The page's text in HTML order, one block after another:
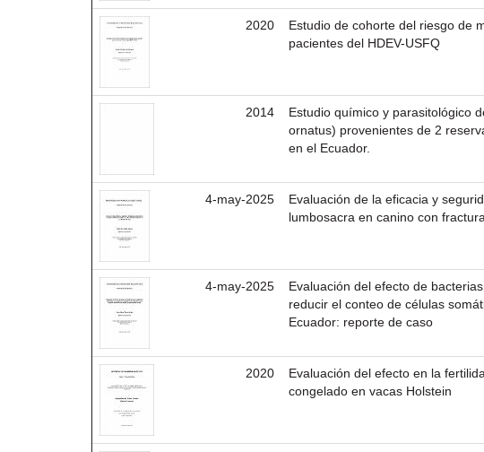
2020
Estudio de cohorte del riesgo de
pacientes del HDEV-USFQ
2014
Estudio químico y parasitológico
ornatus) provenientes de 2
en el Ecuador.
4-may-2025
Evaluación de la eficacia y
lumbosacra en canino con
4-may-2025
Evaluación del efecto de
reducir el conteo de células
Ecuador: reporte de caso
2020
Evaluación del efecto en la
congelado en vacas Holstein